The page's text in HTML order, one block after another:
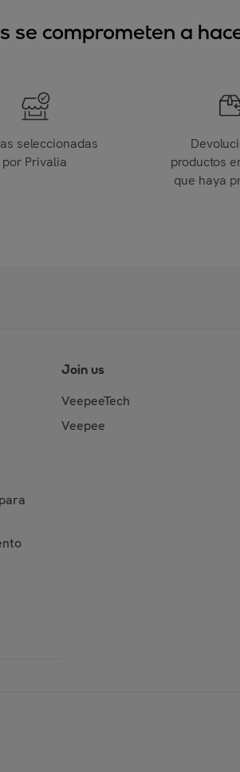
se comprometen a
seleccionadas
por Privalia
productos
que haya
Join us
VeepeeTech
Veepee